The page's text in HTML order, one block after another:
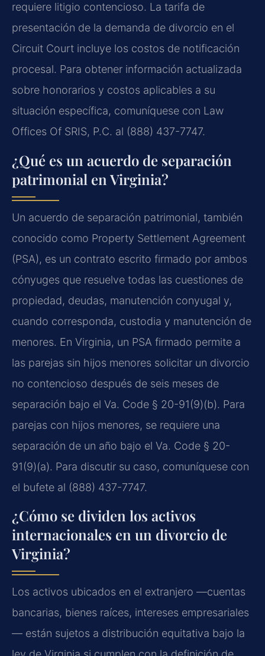
requiere litigio contencioso. La tarifa de
presentación de la demanda de divorcio en el
Circuit Court incluye los costos de notificación
procesal. Para obtener información actualizada
sobre honorarios y costos aplicables a su
situación específica, comuníquese con Law
Offices Of SRIS, P.C. al (888) 437-7747.
¿Qué es un acuerdo de separación
patrimonial en Virginia?
Un acuerdo de separación patrimonial, también
conocido como Property Settlement Agreement
(PSA), es un contrato escrito firmado por ambos
cónyuges que resuelve todas las cuestiones de
propiedad, deudas, manutención conyugal y,
cuando corresponda, custodia y manutención de
menores. En Virginia, un PSA firmado permite a
las parejas sin hijos menores solicitar un divorcio
no contencioso después de seis meses de
separación bajo el Va. Code § 20-91(9)(b). Para
parejas con hijos menores, se requiere una
separación de un año bajo el Va. Code § 20-
91(9)(a). Para discutir su caso, comuníquese con
el bufete al (888) 437-7747.
¿Cómo se dividen los activos
internacionales en un divorcio de
Virginia?
Los activos ubicados en el extranjero —cuentas
bancarias, bienes raíces, intereses empresariales
— están sujetos a distribución equitativa bajo la